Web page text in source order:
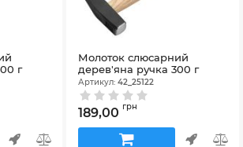
г
Молоток слюсарний
дерев'яна ручка 300 г
Артикул: 42_25122
189,00 грн